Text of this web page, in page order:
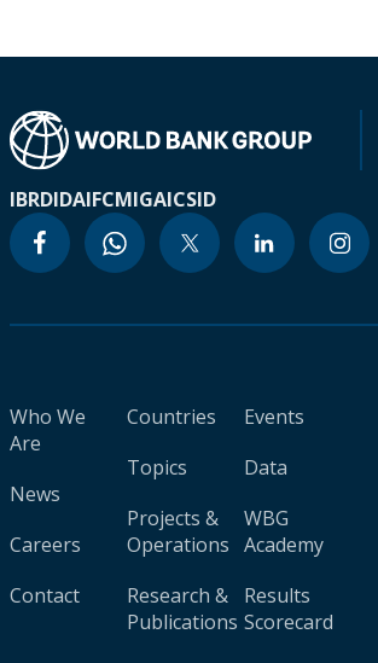
IBRDIDAIFCMIGAICSID
Who We
Are
News
Careers
Contact
Countries
Topics
Projects &
Operations
Research &
Publications
Events
Data
WBG
Academy
Results
Scorecard